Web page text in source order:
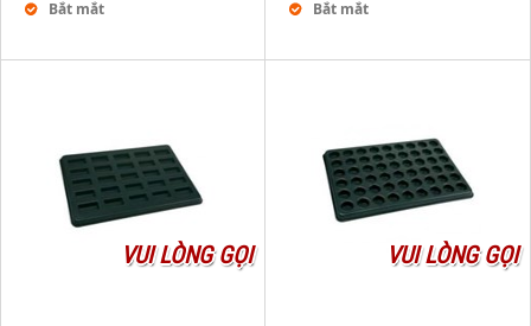
Bắt mắt Bắt mắt
VUI LÒNG GỌI VUI LÒNG GỌI